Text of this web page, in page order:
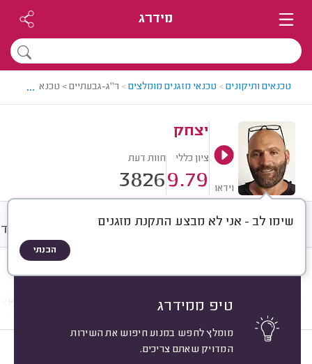
מידרג
טכנאים ותיקונים> טכנאי מזגנים מומלצים> ר"ג-גבעתיים > טכנאי מזגנים
...
וידאו
יצחק
ציון כללי
9.79
חוות דעת
3826
שימו לב - אני לא מבצע התקנת מזגנים
הבנתי
טיפ ממידרג
מומלץ לחפש במנוע חיפוש את השירות
המדויק שאתם צריכים.
חוות דעת מחירים
מותג המזגן
מתוקה ל. גבעתיים.